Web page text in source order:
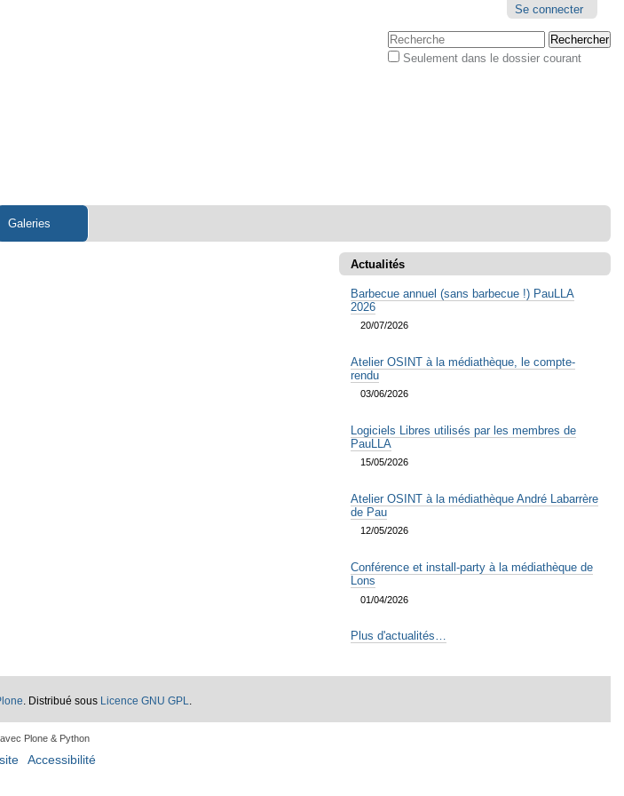
personnels
Se connecter
Chercher par
Seulement dans le dossier courant
Galeries
Actualités
Barbecue annuel (sans barbecue !) PauLLA
2026
20/07/2026
Atelier OSINT à la médiathèque, le compte-
rendu
03/06/2026
Logiciels Libres utilisés par les membres de
PauLLA
15/05/2026
Atelier OSINT à la médiathèque André Labarrère
de Pau
12/05/2026
Conférence et install-party à la médiathèque de
Lons
01/04/2026
Plus d'actualités…
. Distribué sous Licence GNU GPL
Plone & Python
Accessibilité